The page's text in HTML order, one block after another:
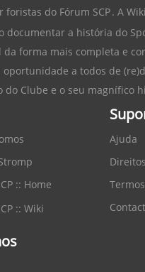
foristas do Fórum SCP. A
documentar a história do
da forma mais completa e
oportunidade a todos de
do Clube e o seu magnífico
:: Home
:: Wiki
Ajuda